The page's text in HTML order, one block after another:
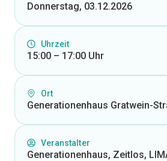
Donnerstag, 03.12.2026
Uhrzeit
15:00 – 17:00 Uhr
Ort
Generationenhaus Gratwein-
Veranstalter
Generationenhaus, Zeitlos,